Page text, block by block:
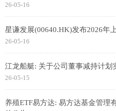
26-05-16
星谦发展(00640.HK)发布2026年
26-05-16
江龙船艇: 关于公司董事减持计划
26-05-15
养殖ETF易方达: 易方达基金管理